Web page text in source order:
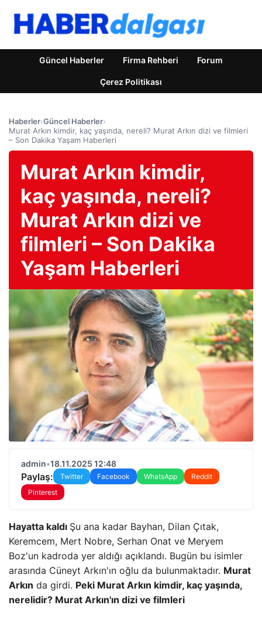
Güncel Haberler Firma Rehberi Forum
Çerez Politikası
Haberler›Güncel Haberler›
Murat Arkın kimdir, kaç yaşında, nereli? Murat Arkın dizi ve filmleri
– Son Dakika Yaşam Haberleri
Murat Arkın kimdir,
kaç yaşında, nereli?
Murat Arkın dizi ve
filmleri – Son Dakika
Yaşam Haberleri
admin•18.11.2025 12:48
Paylaş: Twitter Facebook WhatsApp
Reddit
Pinterest
Hayatta kaldı Şu ana kadar Bayhan, Dilan Çıtak,
Keremcem, Mert Nobre, Serhan Onat ve Meryem
Boz'un kadroda yer aldığı açıklandı. Bugün bu isimler
arasında Cüneyt Arkın'ın oğlu da bulunmaktadır. Murat
Arkın da girdi. Peki Murat Arkın kimdir, kaç yaşında,
nerelidir? Murat Arkın'ın dizi ve filmleri